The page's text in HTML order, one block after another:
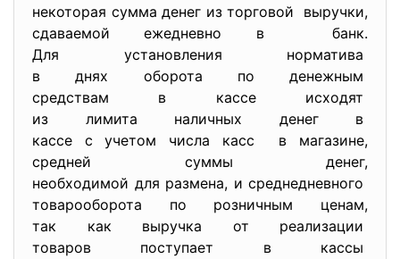
некоторая сумма денег из торговой выручки,
сдаваемой ежедневно в банк.
Для установления норматива
в днях оборота по денежным
средствам в кассе исходят
из лимита наличных денег в
кассе с учетом числа касс в магазине,
средней суммы денег,
необходимой для размена, и среднедневного
товарооборота по розничным ценам,
так как выручка от реализации
товаров поступает в кассы